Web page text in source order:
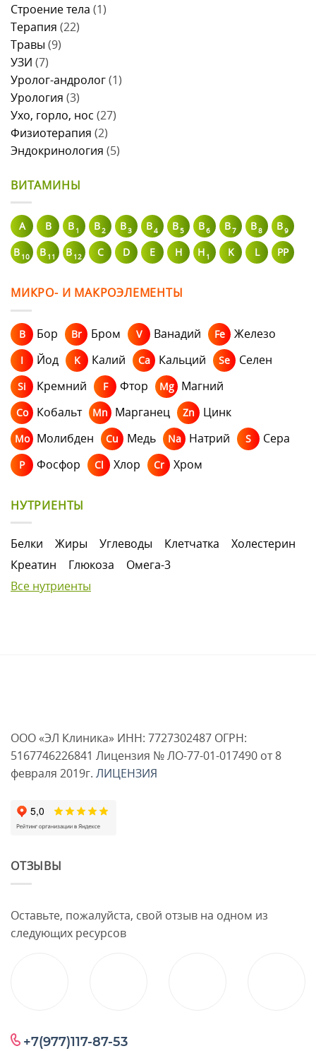
Строение тела (1)
Терапия (22)
Травы (9)
УЗИ (7)
Уролог-андролог(1)
Урология (3)
Ухо, горло, нос (27)
Физиотерапия (2)
Эндокринология (5)
ВИТАМИНЫ
A В B 1 B2 B3 B4 B5 B6 B7 B8 B9
B 10 B 11 B 12 C D E H H 1 K L PP
МИКРО- И МАКРОЭЛЕМЕНТЫ
B Бор Br Бром V Ванадий Fe Железо
I Йод K Калий Ca Кальций Se Селен
Si Кремний F Фтор Mg Магний
Co Кобальт Mn Марганец Zn Цинк
Mo Молибден Cu Медь Na Натрий S Сера
P Фосфор Cl Хлор Cr Хром
НУТРИЕНТЫ
Белки Жиры Углеводы Клетчатка
Холестерин
Креатин
Глюкоза
Омега-3
Все нутриенты
ООО «ЭЛ Клиника» ИНН: 7727302487 ОГРН:
5167746226841 Лицензия № ЛО-77-01-017490 от 8
февраля 2019г. ЛИЦЕНЗИЯ
ОТЗЫВЫ
Оставьте, пожалуйста, свой отзыв на одном из
следующих ресурсов
+7(977)117-87-53